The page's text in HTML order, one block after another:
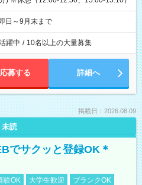
日～9月末まで
躍中 / 10名以上の大量募集
応募する 詳細へ
掲載日：2026.08.09
未読
でサクッと登録OK＊
験OK 大学生歓迎
ブランクOK